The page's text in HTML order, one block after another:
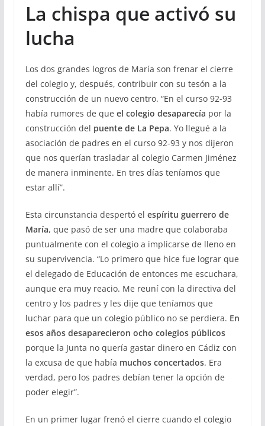
La chispa que activó su
lucha
Los dos grandes logros de María son frenar el cierre
del colegio y, después, contribuir con su tesón a la
construcción de un nuevo centro. “En el curso 92-93
había rumores de que el colegio desaparecía por la
construcción del puente de La Pepa. Yo llegué a la
asociación de padres en el curso 92-93 y nos dijeron
que nos querían trasladar al colegio Carmen Jiménez
de manera inminente. En tres días teníamos que
estar allí”.
Esta circunstancia despertó el espíritu guerrero de
María, que pasó de ser una madre que colaboraba
puntualmente con el colegio a implicarse de lleno en
su supervivencia. “Lo primero que hice fue lograr que
el delegado de Educación de entonces me escuchara,
aunque era muy reacio. Me reuní con la directiva del
centro y los padres y les dije que teníamos que
luchar para que un colegio público no se perdiera. En
esos años desaparecieron ocho colegios públicos
porque la Junta no quería gastar dinero en Cádiz con
la excusa de que había muchos concertados. Era
verdad, pero los padres debían tener la opción de
poder elegir”.
En un primer lugar frenó el cierre cuando el colegio